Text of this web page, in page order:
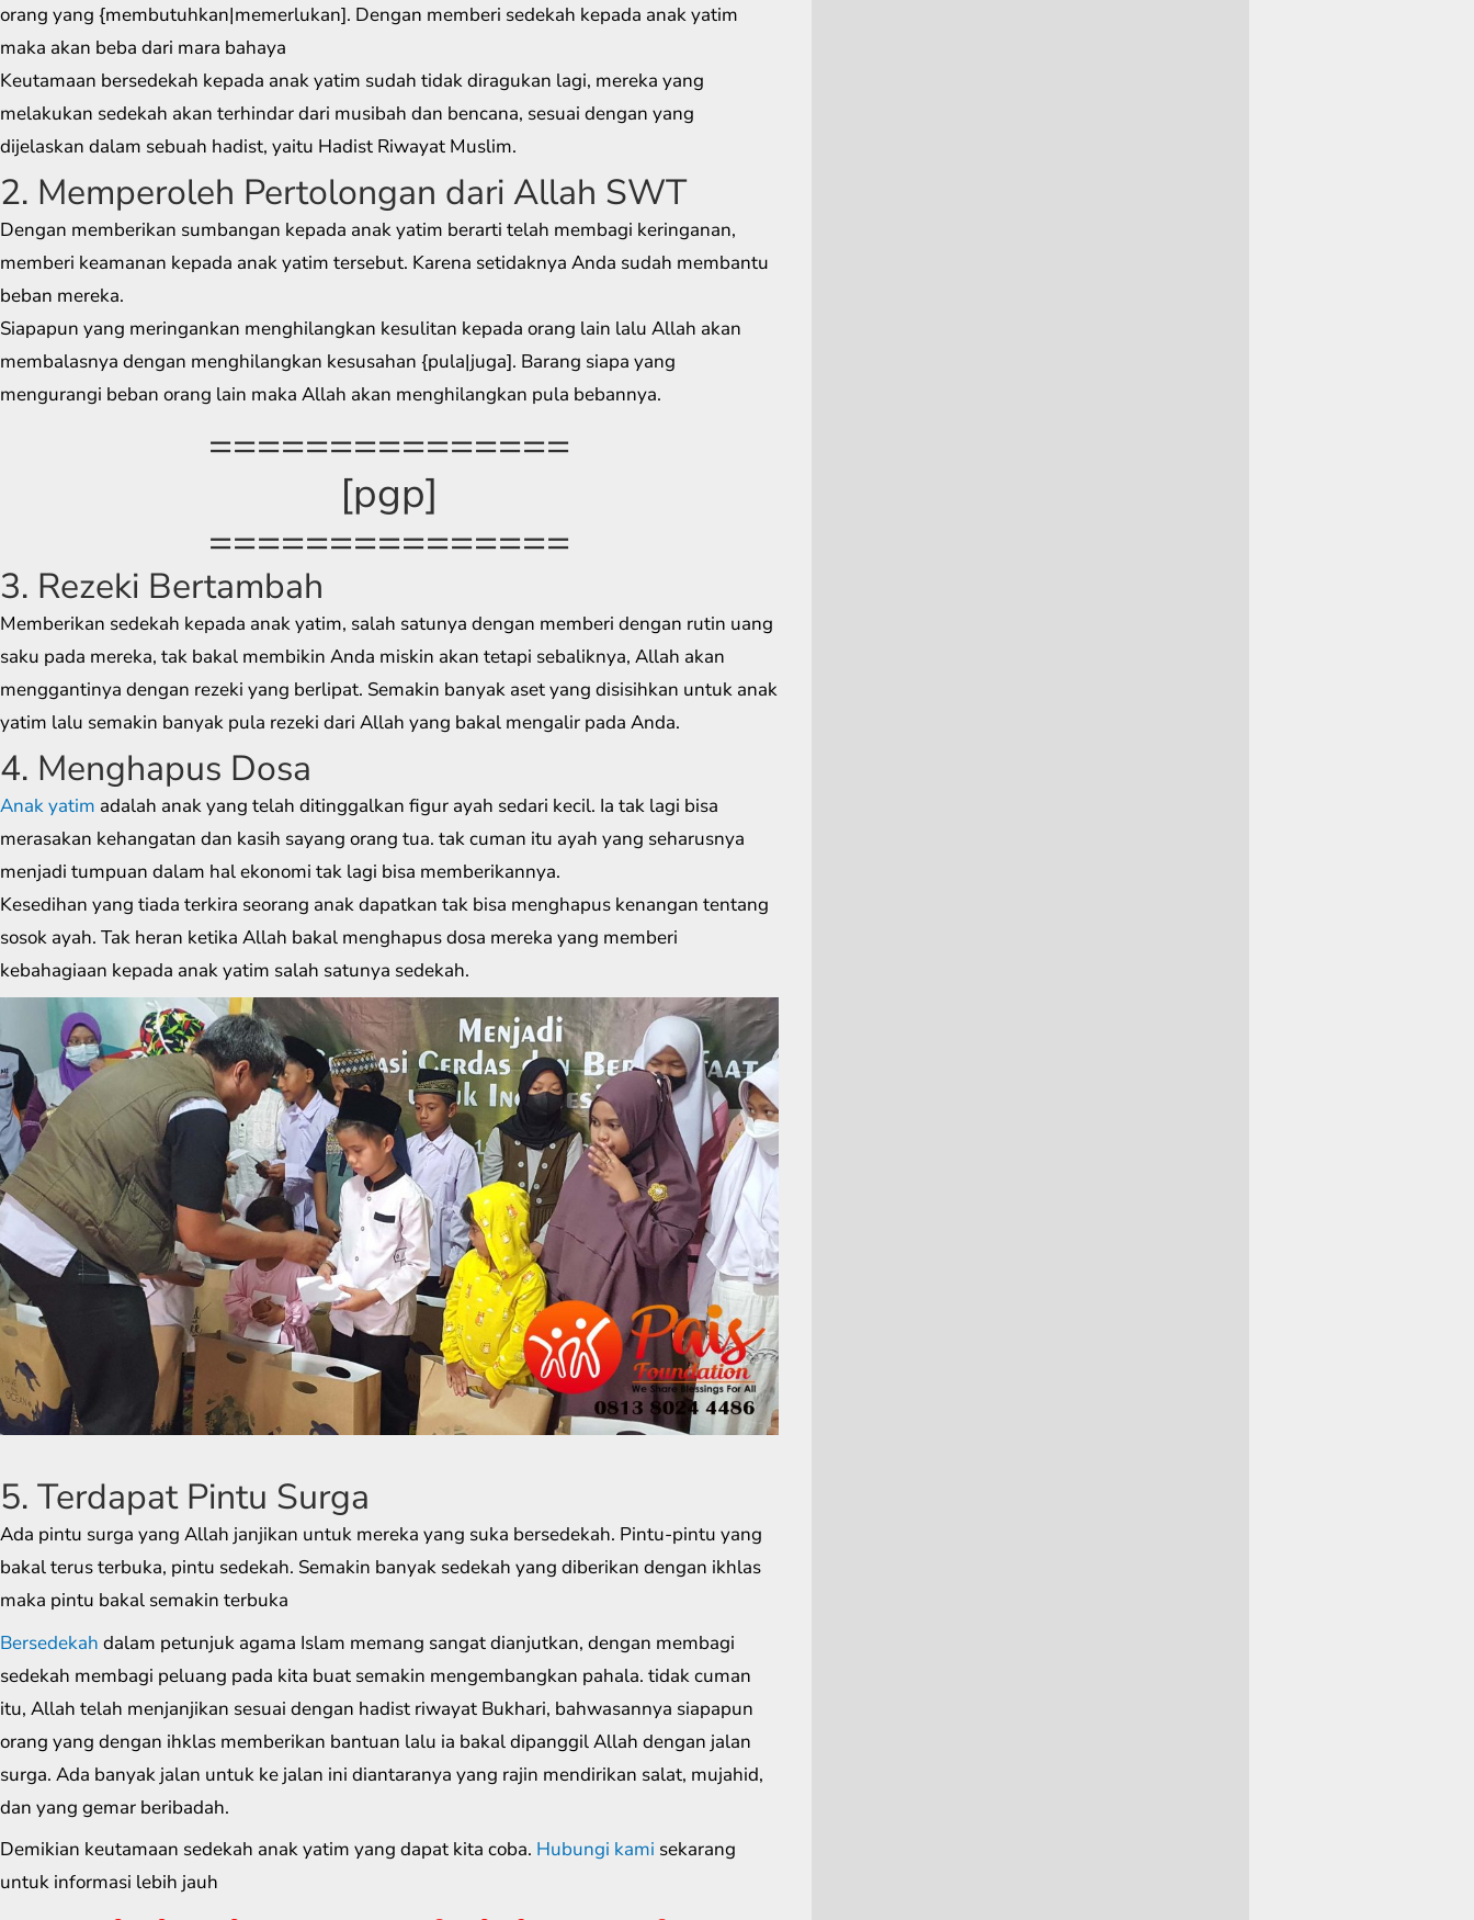
orang yang {membutuhkan|memerlukan]. Dengan memberi sedekah kepada anak yatim
maka akan beba dari mara bahaya
Keutamaan bersedekah kepada anak yatim sudah tidak diragukan lagi, mereka yang
melakukan sedekah akan terhindar dari musibah dan bencana, sesuai dengan yang
dijelaskan dalam sebuah hadist, yaitu Hadist Riwayat Muslim.
2. Memperoleh Pertolongan dari Allah SWT
Dengan memberikan sumbangan kepada anak yatim berarti telah membagi keringanan,
memberi keamanan kepada anak yatim tersebut. Karena setidaknya Anda sudah membantu
beban mereka.
Siapapun yang meringankan menghilangkan kesulitan kepada orang lain lalu Allah akan
membalasnya dengan menghilangkan kesusahan {pula|juga]. Barang siapa yang
mengurangi beban orang lain maka Allah akan menghilangkan pula bebannya.
===============
[pgp]
===============
3. Rezeki Bertambah
Memberikan sedekah kepada anak yatim, salah satunya dengan memberi dengan rutin uang
saku pada mereka, tak bakal membikin Anda miskin akan tetapi sebaliknya, Allah akan
menggantinya dengan rezeki yang berlipat. Semakin banyak aset yang disisihkan untuk anak
yatim lalu semakin banyak pula rezeki dari Allah yang bakal mengalir pada Anda.
4. Menghapus Dosa
Anak yatim adalah anak yang telah ditinggalkan figur ayah sedari kecil. Ia tak lagi bisa
merasakan kehangatan dan kasih sayang orang tua. tak cuman itu ayah yang seharusnya
menjadi tumpuan dalam hal ekonomi tak lagi bisa memberikannya.
Kesedihan yang tiada terkira seorang anak dapatkan tak bisa menghapus kenangan tentang
sosok ayah. Tak heran ketika Allah bakal menghapus dosa mereka yang memberi
kebahagiaan kepada anak yatim salah satunya sedekah.
5. Terdapat Pintu Surga
Ada pintu surga yang Allah janjikan untuk mereka yang suka bersedekah. Pintu-pintu yang
bakal terus terbuka, pintu sedekah. Semakin banyak sedekah yang diberikan dengan ikhlas
maka pintu bakal semakin terbuka
Bersedekah dalam petunjuk agama Islam memang sangat dianjutkan, dengan membagi
sedekah membagi peluang pada kita buat semakin mengembangkan pahala. tidak cuman
itu, Allah telah menjanjikan sesuai dengan hadist riwayat Bukhari, bahwasannya siapapun
orang yang dengan ihklas memberikan bantuan lalu ia bakal dipanggil Allah dengan jalan
surga. Ada banyak jalan untuk ke jalan ini diantaranya yang rajin mendirikan salat, mujahid,
dan yang gemar beribadah.
Demikian keutamaan sedekah anak yatim yang dapat kita coba. Hubungi kami sekarang
untuk informasi lebih jauh